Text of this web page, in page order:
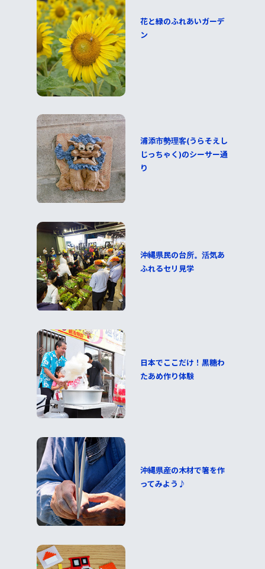
花と緑のふれあいガーデ
ン
浦添市勢理客(うらそえし
じっちゃく)のシーサー通
り
沖縄県民の台所。活気あ
ふれるセリ見学
日本でここだけ！黒糖わ
たあめ作り体験
沖縄県産の木材で箸を作
ってみよう♪